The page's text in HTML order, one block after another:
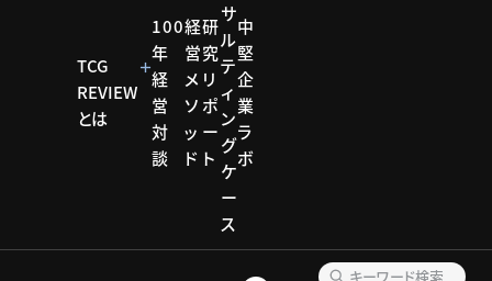
TCG
REVIEW
とは
100
年
経
営
対
談
経
営
メ
ソ
ッ
ド
研
究
リ
ポ
ー
ト
サ
ル
テ
ィ
ン
グ
ケ
ー
ス
中
堅
企
業
ラ
ボ
コラムイベント開催リポート
独創的なアイデアで成長するホシザキの「儲かる文
化」とは
コラム
イベン
ト開催